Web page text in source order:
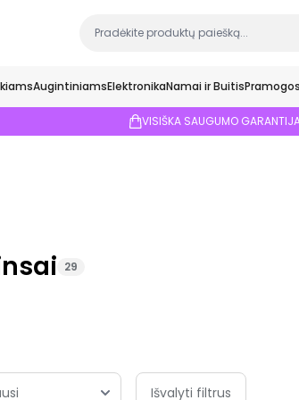
AugintiniamsElektronikaNamai ir Buitis
VISIŠKA SAUGUMO
29
Išvalyti filtrus